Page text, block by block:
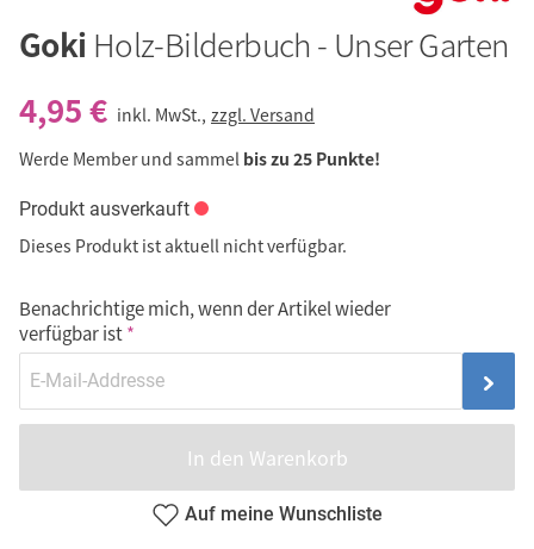
Goki Holz-Bilderbuch - Unser Garten
4,95 € inkl. MwSt., zzgl. Versand
Werde Member und sammel bis zu 25 Punkte!
Produkt ausverkauft
Dieses Produkt ist aktuell nicht verfügbar.
Benachrichtige mich, wenn der Artikel wieder
verfügbar ist
In den Warenkorb
Auf meine Wunschliste